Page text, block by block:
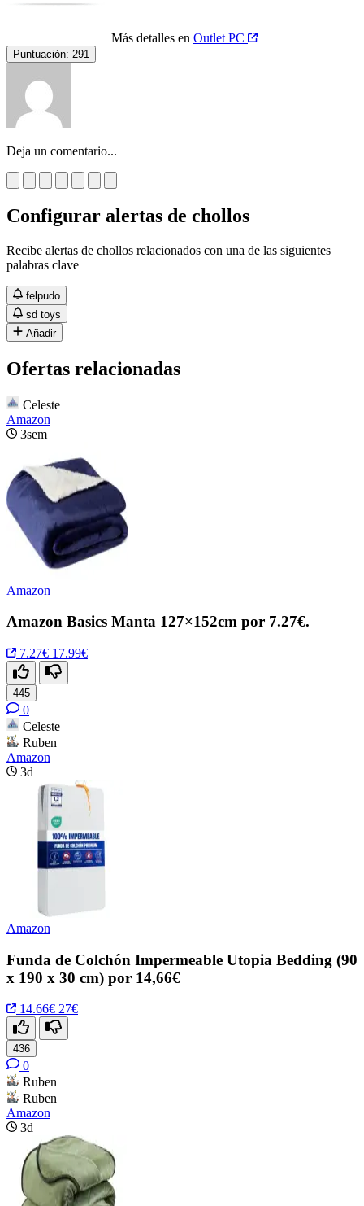
Más detalles en Outlet PC
Puntuación: 291
Deja un comentario...
Configurar alertas de chollos
Recibe alertas de chollos relacionados con una de las siguientes
palabras clave
felpudo
sd toys
Añadir
Ofertas relacionadas
Celeste
Amazon
3sem
Amazon
Amazon Basics Manta 127×152cm por 7.27€.
7.27€ 17.99€
445
0
Celeste
Ruben
Amazon
3d
Amazon
Funda de Colchón Impermeable Utopia Bedding (90
x 190 x 30 cm) por 14,66€
14.66€ 27€
436
0
Ruben
Ruben
Amazon
3d